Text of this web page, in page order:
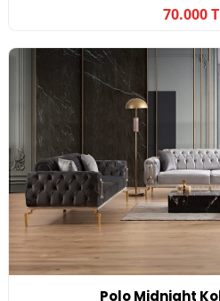
70.000
Polo Midnight